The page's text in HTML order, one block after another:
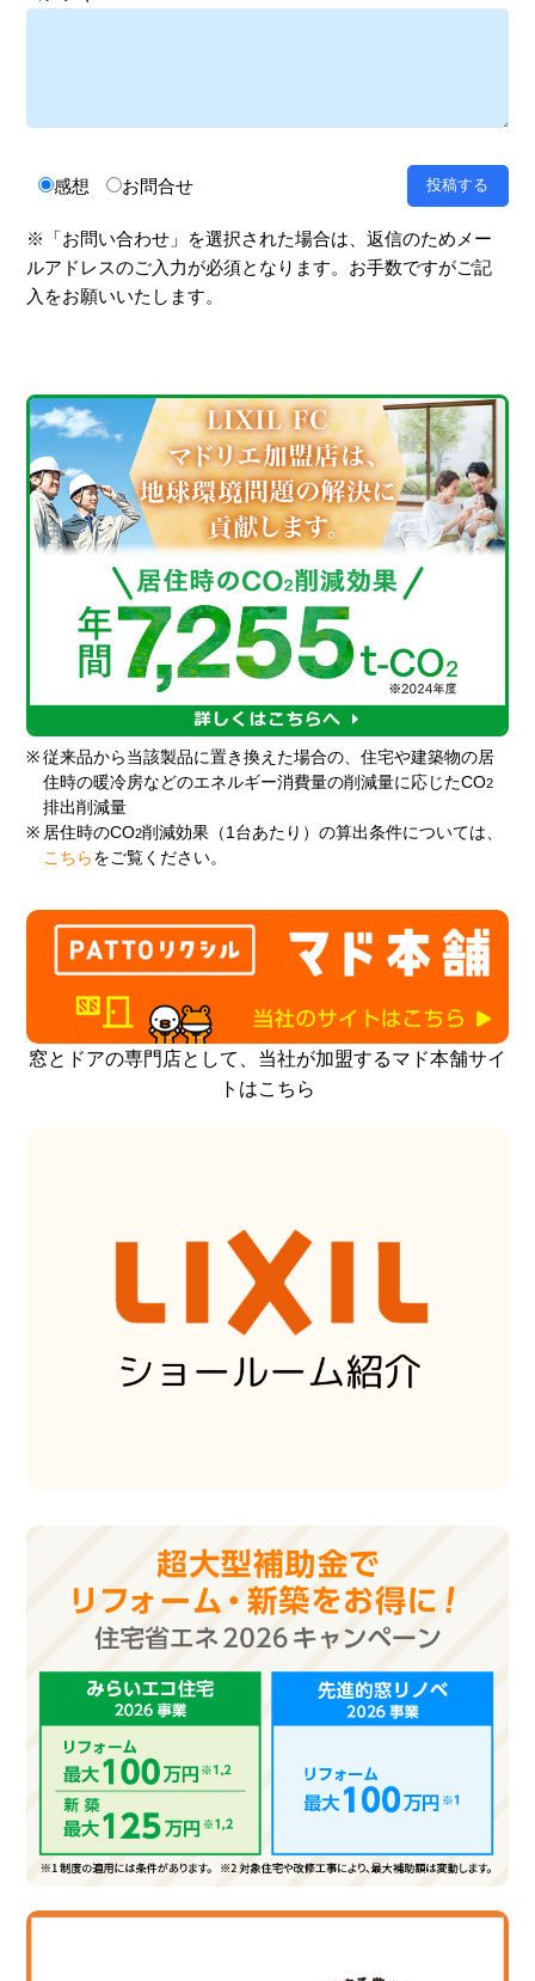
感想 お問合せ
※「お問い合わせ」を選択された場合は、返信のためメー
ルアドレスのご入力が必須となります。お手数ですがご記
入をお願いいたします。
※ 従来品から当該製品に置き換えた場合の、住宅や建築物の居
住時の暖冷房などのエネルギー消費量の削減量に応じたCO2
排出削減量
※ 居住時のCO2削減効果（1台あたり）の算出条件については、
こちら をご覧ください。
窓とドアの専門店として、当社が加盟するマド本舗サイ
トはこちら